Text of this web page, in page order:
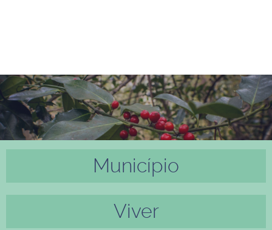
Município
Viver